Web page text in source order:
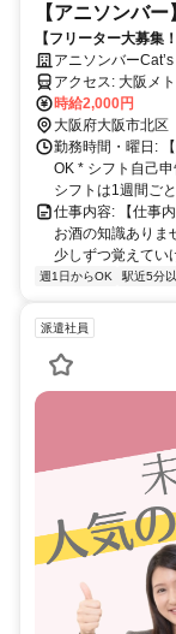
【アニソンバ
【フリーター大募集
ター好き必見！梅田
アニソンバー
アクセス: 大阪メトロ御堂筋線 梅田駅 徒歩4分 大阪メトロ谷町
線 中崎町駅 徒歩
時給2,000円
大阪府大阪市北区
勤務時間・曜日:
OK * シフト自己
シフトは1週間ご
仕事内容: 【仕事
お酒の知識あり
少しずつ覚えてい
週1日からOK 駅近5分
派遣社員